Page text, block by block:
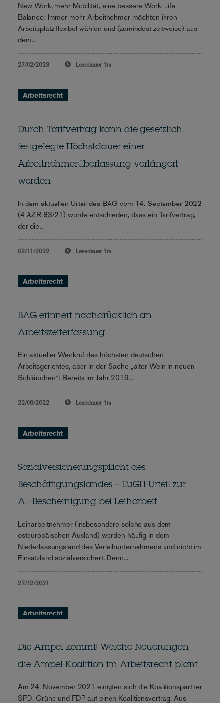
New Work, mehr Mobilität, eine bessere Work-Life-
Balance: Immer mehr Arbeitnehmer möchten ihren
Arbeitsplatz flexibel wählen und (zumindest zeitweise) aus
dem...
27/02/2023 Lesedauer 1m
Arbeitsrecht
Durch Tarifvertrag kann die gesetzlich
festgelegte Höchstdauer einer
Arbeitnehmerüberlassung verlängert
werden
In dem aktuellen Urteil des BAG vom 14. September 2022
(4 AZR 83/21) wurde entschieden, dass ein Tarifvertrag,
der die...
02/11/2022 Lesedauer 1m
Arbeitsrecht
BAG erinnert nachdrücklich an
Arbeitszeiterfassung
Ein aktueller Weckruf des höchsten deutschen
Arbeitsgerichtes, aber in der Sache „alter Wein in neuen
Schläuchen“: Bereits im Jahr 2019...
22/09/2022 Lesedauer 1m
Arbeitsrecht
Sozialversicherungspflicht des
Beschäftigungslandes – EuGH-Urteil zur
A1-Bescheinigung bei Leiharbeit
Leiharbeitnehmer (insbesondere solche aus dem
osteuropäischen Ausland) werden häufig in dem
Niederlassungsland des Verleihunternehmens und nicht im
Einsatzland sozialversichert. Denn...
27/12/2021
Arbeitsrecht
Die Ampel kommt! Welche Neuerungen
die Ampel-Koalition im Arbeitsrecht plant
Am 24. November 2021 einigten sich die Koalitionspartner
SPD, Grüne und FDP auf einen Koalitionsvertrag. Aus